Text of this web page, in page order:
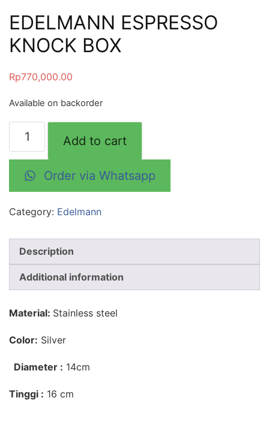
EDELMANN ESPRESSO
KNOCK BOX
Rp770,000.00
Available on backorder
Add to cart
Order via Whatsapp
Category: Edelmann
Description
Additional information
Material: Stainless steel
Color: Silver
Diameter : 14cm
Tinggi : 16 cm